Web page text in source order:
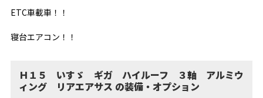
ETC車載車！！
寝台エアコン！！
Ｈ１５ いすゞ ギガ ハイルーフ ３軸 アルミウ
ィング リアエアサス の装備・オプション